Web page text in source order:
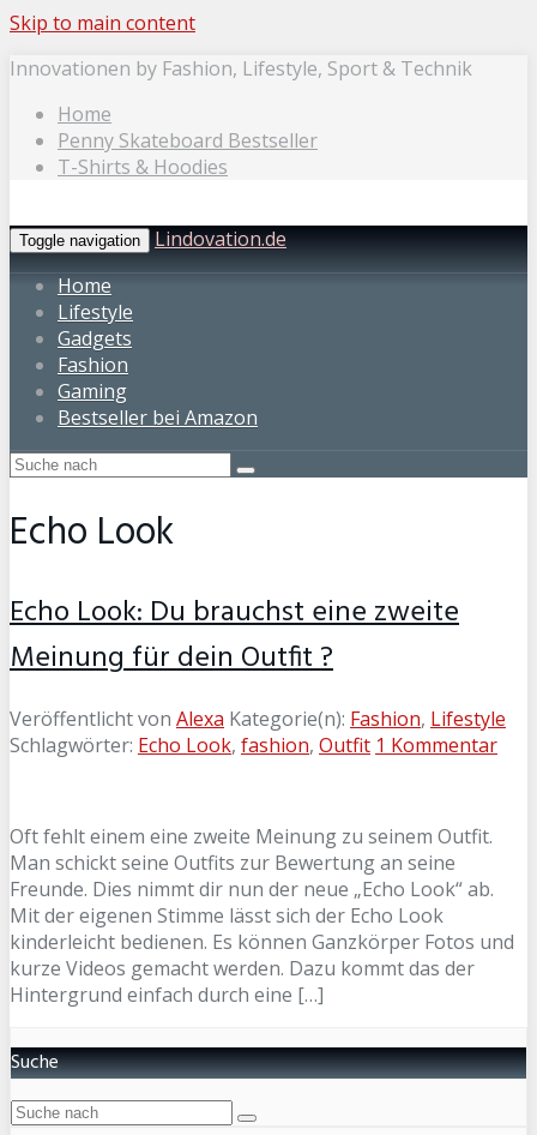
Skip to main content
Innovationen by Fashion, Lifestyle, Sport & Technik
Home
Penny Skateboard Bestseller
T-Shirts & Hoodies
Toggle navigation
Lindovation.de
Home
Lifestyle
Gadgets
Fashion
Gaming
Bestseller bei Amazon
Echo Look
Echo Look: Du brauchst eine zweite
Meinung für dein Outfit ?
Veröffentlicht von Alexa Kategorie(n): Fashion, Lifestyle
Schlagwörter: Echo Look, fashion, Outfit 1 Kommentar
Oft fehlt einem eine zweite Meinung zu seinem Outfit.
Man schickt seine Outfits zur Bewertung an seine
Freunde. Dies nimmt dir nun der neue „Echo Look“ ab.
Mit der eigenen Stimme lässt sich der Echo Look
kinderleicht bedienen. Es können Ganzkörper Fotos und
kurze Videos gemacht werden. Dazu kommt das der
Hintergrund einfach durch eine […]
Suche